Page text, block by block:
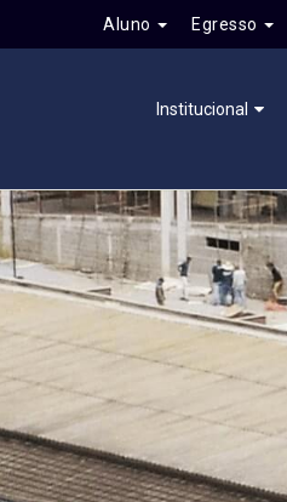
Aluno Egresso
Institucional